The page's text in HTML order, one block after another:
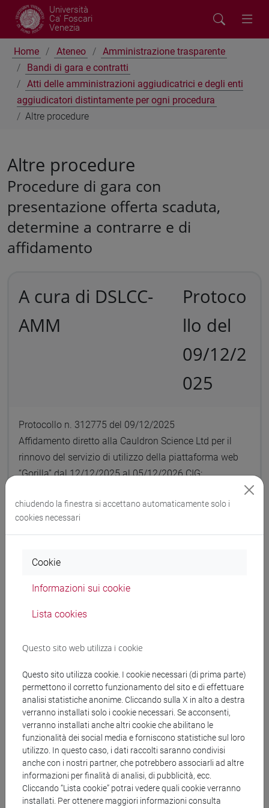
Università
Ca' Foscari
Venezia
Home Ateneo
Amministrazione trasparente
Bandi di gara e contratti
Atti delle amministrazioni aggiudicatrici e degli enti
aggiudicatori distintamente per ogni procedura
Altre procedure
Altre procedure
Procedure di gara con
presentazione offerta scaduta,
determine a contrarre e di
affidamento
A cura di DSLCC-
AMM
Protoco
llo del
09/12/2
025
Protocollo n. 312775 del 09/12/2025
Affidamento diretto alla Cauldron Science Ltd per il
rinnovo del servizio di utilizzo della piattaforma web
“Gorilla” dal 12/12/2025 al 05/12/2026 CIG:
bando
copertina.pdf
Banca Dati Nazionale dei Contratti Pubblici
Torna all'elenco dei bandi
chiudendo la finestra si accettano automaticamente solo i
cookies necessari
Cookie
Informazioni sui cookie
Lista cookies
Questo sito web utilizza i cookie
Questo sito utilizza cookie. I cookie necessari (di prima parte)
permettono il corretto funzionamento del sito e di effettuare
analisi statistiche anonime. Cliccando sulla X in alto a destra
verranno installati solo i cookie necessari. Se acconsenti,
verranno installati anche altri cookie che abilitano le
funzionalità dei social media e forniscono statistiche sul loro
utilizzo. In questo caso, i dati raccolti saranno condivisi
anche con i nostri partner, che potrebbero associarli ad altre
informazioni per finalità di analisi, di pubblicità, ecc.
Cliccando “Lista cookie” potrai vedere quali cookie verranno
installati. Per ottenere maggiori informazioni consulta